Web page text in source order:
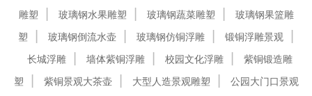
雕塑
玻璃钢水果雕塑 玻璃钢蔬菜雕塑
玻璃钢果篮雕
塑
玻璃钢倒流水壶 玻璃钢仿铜浮雕
锻铜浮雕景观
长城浮雕
墙体紫铜浮雕 校园文化浮雕
紫铜锻造雕
塑
紫铜景观大茶壶 大型人造景观雕塑
公园大门口景观